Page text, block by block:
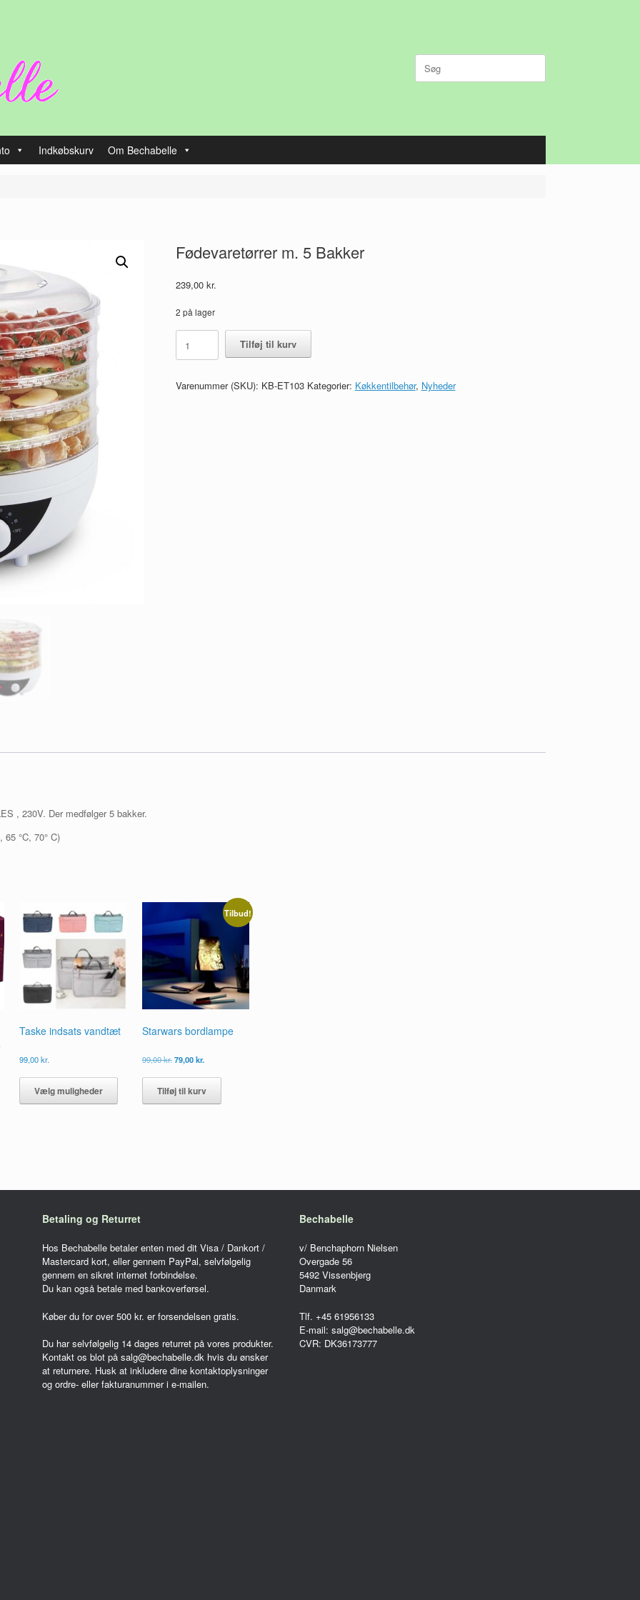
Søg
efter:
Indkøbskurv Om Bechabelle
Fødevaretørrer m. 5 Bakker
239,00 kr.
2 på lager
5
antal
Tilføj til kurv
Varenummer (SKU): KB-ET103 Kategorier: Køkkentilbehør, Nyheder
, 230V. Der medfølger 5 bakker.
65 °C, 70° C)
Taske indsats vandtæt
99,00kr.
Vælg muligheder
Dette
har
Tilbud!
Starwars bordlampe
99,00kr. Den
pris
var:
99,00 kr..
79,00kr.Den
pris
er:
79,00 kr..
Tilføj til kurv
Betaling og Returret
Hos Bechabelle betaler enten med dit Visa / Dankort /
Mastercard kort, eller gennem PayPal, selvfølgelig
gennem en sikret internet forbindelse.
Du kan også betale med bankoverførsel.
Køber du for over 500 kr. er forsendelsen gratis.
Du har selvfølgelig 14 dages returret på vores produkter.
Kontakt os blot på salg@bechabelle.dk hvis du ønsker
at returnere. Husk at inkludere dine kontaktoplysninger
og ordre- eller fakturanummer i e-mailen.
Bechabelle
v/ Benchaphorn Nielsen
Overgade 56
5492 Vissenbjerg
Danmark
Tlf. +45 61956133
E-mail: salg@bechabelle.dk
CVR: DK36173777